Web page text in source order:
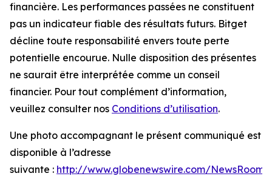
financière. Les performances passées ne constituent
pas un indicateur fiable des résultats futurs. Bitget
décline toute responsabilité envers toute perte
potentielle encourue. Nulle disposition des présentes
ne saurait être interprétée comme un conseil
financier. Pour tout complément d’information,
veuillez consulter nos Conditions d’utilisation.
Une photo accompagnant le présent communiqué est
disponible à l’adresse
suivante : http://www.globenewswire.com/